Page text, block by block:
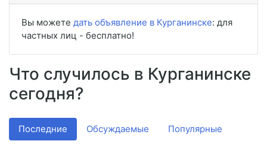
Вы можете дать объявление в Курганинске: для
частных лиц - бесплатно!
Что случилось в Курганинске
сегодня?
Последние Обсуждаемые Популярные